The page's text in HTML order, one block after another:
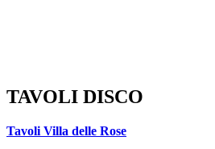
TAVOLI DISCO
Tavoli Villa delle Rose